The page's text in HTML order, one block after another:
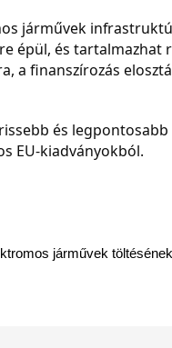
épül, és
a finanszírozás
EU-kiadványokból.
járművek töltésének